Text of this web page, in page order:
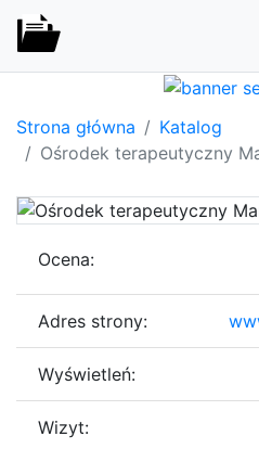
Strona główna
Katalog
Ośrodek terapeutyczny
Ocena:
Adres strony:
Wyświetleń:
Wizyt: